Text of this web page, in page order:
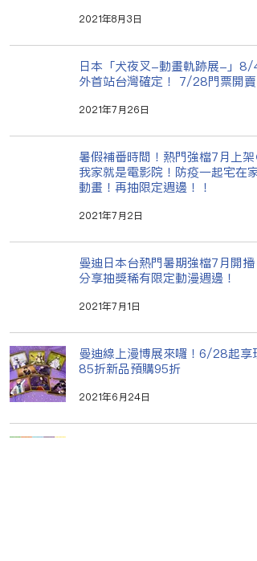
2021年8月3日
日本「犬夜叉-動畫軌跡展-」8/4
外首站台灣確定！ 7/28門票開賣
2021年7月26日
暑假補番時間！熱門強檔7月上架
我家就是電影院！防疫一起宅在家
動畫！再抽限定週邊！！
2021年7月2日
曼迪日本台熱門暑期強檔7月開播
分享抽獎稀有限定動漫週邊！
2021年7月1日
曼迪線上漫博展來囉！6/28起享
85折新品預購95折
2021年6月24日